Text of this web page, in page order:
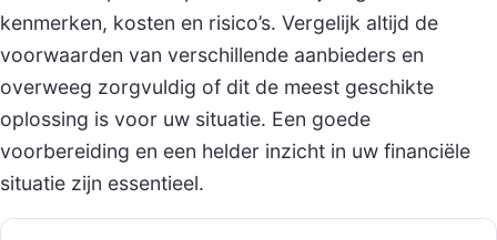
kenmerken, kosten en risico’s. Vergelijk altijd de
voorwaarden van verschillende aanbieders en
overweeg zorgvuldig of dit de meest geschikte
oplossing is voor uw situatie. Een goede
voorbereiding en een helder inzicht in uw financiële
situatie zijn essentieel.